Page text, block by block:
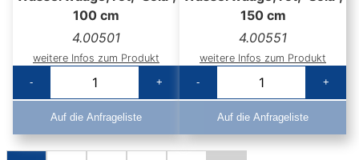
100 cm
4.00501
weitere Infos zum Produkt
-
+
Auf die Anfrageliste
150 cm
4.00551
weitere Infos zum Produkt
-
+
Auf die Anfrageliste